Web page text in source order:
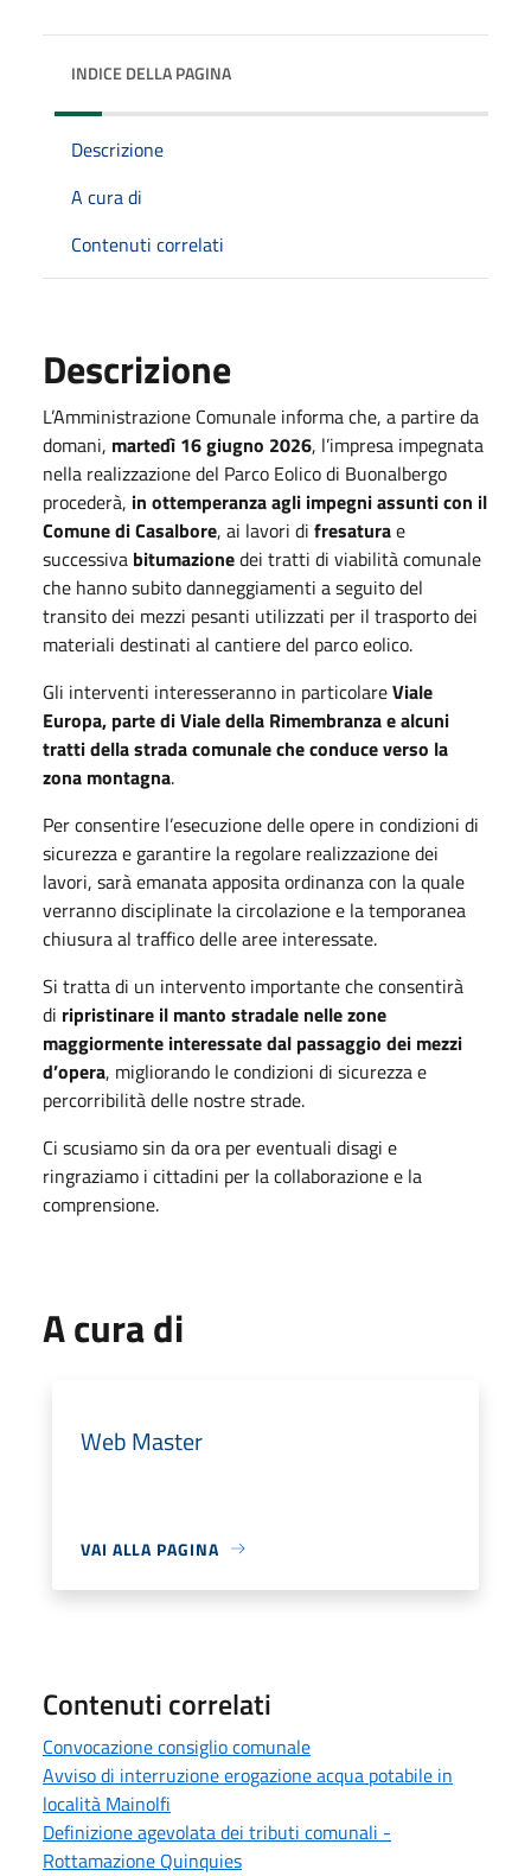
INDICE DELLA PAGINA
Descrizione
A cura di
Contenuti correlati
Descrizione
L’Amministrazione Comunale informa che, a partire da
domani, martedì 16 giugno 2026, l’impresa impegnata
nella realizzazione del Parco Eolico di Buonalbergo
procederà, in ottemperanza agli impegni assunti con il
Comune di Casalbore, ai lavori di fresaturae
successiva bitumazionedei tratti di viabilità comunale
che hanno subito danneggiamenti a seguito del
transito dei mezzi pesanti utilizzati per il trasporto dei
materiali destinati al cantiere del parco eolico.
Gli interventi interesseranno in particolareViale
Europa, parte di Viale della Rimembranza e alcuni
tratti della strada comunale che conduce verso la
zona montagna.
Per consentire l’esecuzione delle opere in condizioni di
sicurezza e garantire la regolare realizzazione dei
lavori, sarà emanata apposita ordinanza con la quale
verranno disciplinate la circolazione e la temporanea
chiusura al traffico delle aree interessate.
Si tratta di un intervento importante che consentirà
di ripristinare il manto stradale nelle zone
maggiormente interessate dal passaggio dei mezzi
d’opera, migliorando le condizioni di sicurezza e
percorribilità delle nostre strade.
Ci scusiamo sin da ora per eventuali disagi e
ringraziamo i cittadini per la collaborazione e la
comprensione.
A cura di
Web Master
VAI ALLA PAGINA
Contenuti correlati
Convocazione consiglio comunale
Avviso di interruzione erogazione acqua potabile in
località Mainolfi
Definizione agevolata dei tributi comunali -
Rottamazione Quinquies